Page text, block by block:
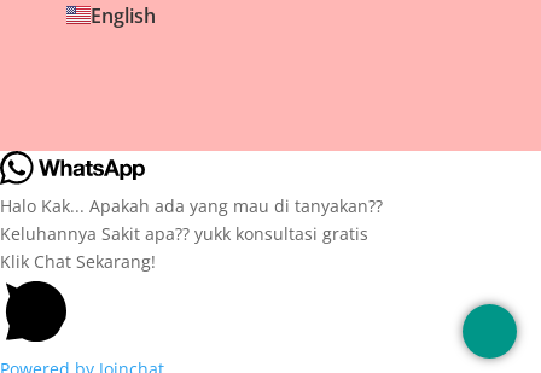
English
Halo Kak... Apakah ada yang mau di tanyakan??
Keluhannya Sakit apa?? yukk konsultasi gratis
Klik Chat Sekarang!
Powered by Joinchat